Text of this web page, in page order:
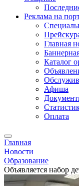
Реклама на
Главная
Каталог
Афиша
Оплата
Главная
Новости
Образование
Объявляется набор